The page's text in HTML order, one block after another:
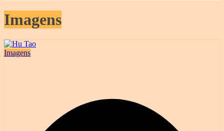
Imagens
Imagens